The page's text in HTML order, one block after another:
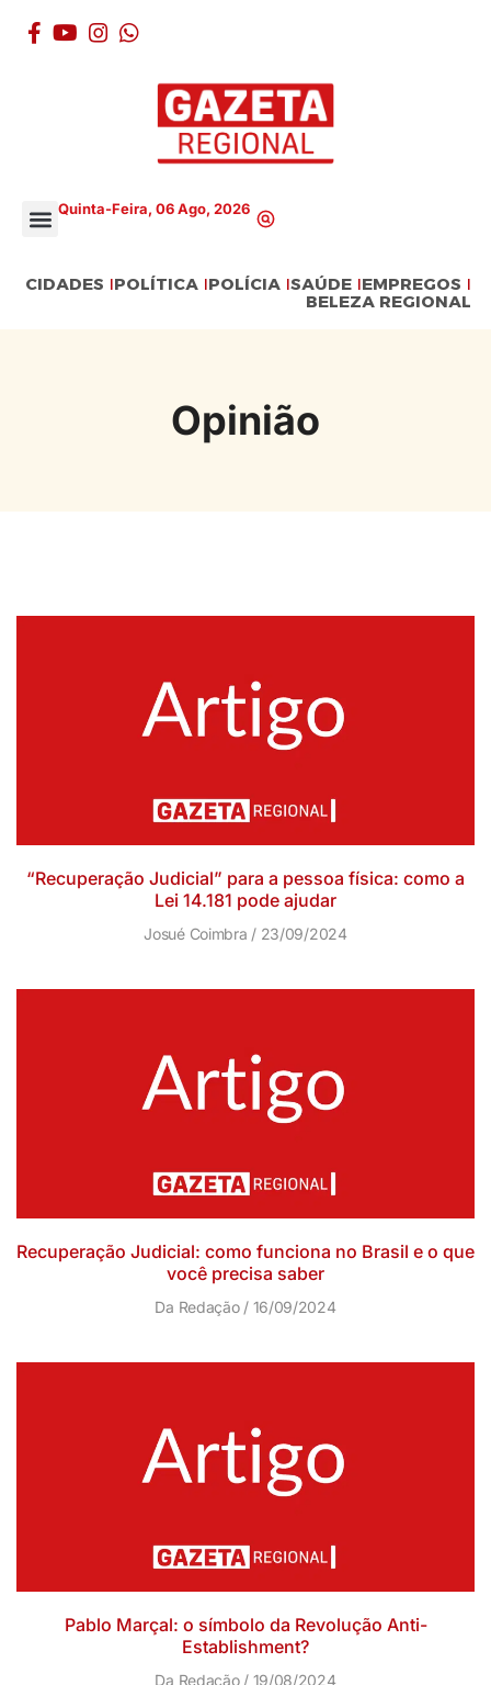
Quinta-Feira, 06 Ago, 2026
CIDADES POLÍTICA POLÍCIA SAÚDE EMPREGOS
BELEZA REGIONAL
Opinião
“Recuperação Judicial” para a pessoa física: como a
Lei 14.181 pode ajudar
Josué Coimbra 23/09/2024
Recuperação Judicial: como funciona no Brasil e o que
você precisa saber
Da Redação 16/09/2024
Pablo Marçal: o símbolo da Revolução Anti-
Establishment?
Da Redação 19/08/2024